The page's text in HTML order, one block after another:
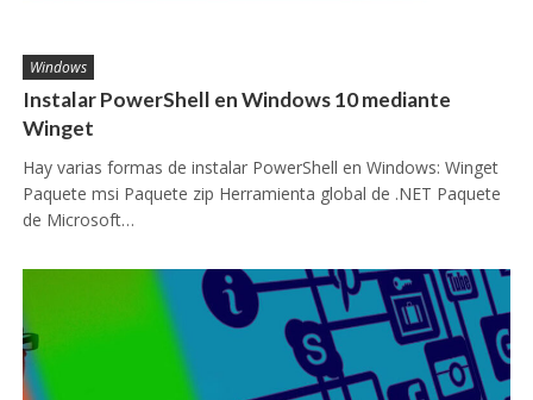
Windows
Instalar PowerShell en Windows 10 mediante
Winget
Hay varias formas de instalar PowerShell en Windows: Winget
Paquete msi Paquete zip Herramienta global de .NET Paquete
de Microsoft…